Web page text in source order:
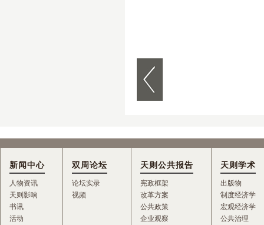
新闻中心
人物资讯
天则影响
书讯
活动
双周论坛
论坛实录
视频
天则公共报告
宪政框架
改革方案
公共政策
企业观察
天则学术
出版物
制度经济学
宏观经济学
公共治理